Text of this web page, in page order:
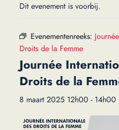
Dit evenement is voorbij.
Evenementenreeks:
Droits de la Femme
Journée
Droits de la
8 maart 2025 12h00 - 14h00